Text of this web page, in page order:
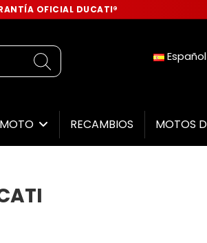
OFICIAL DUCATI®
Español
RECAMBIOS MOTOS